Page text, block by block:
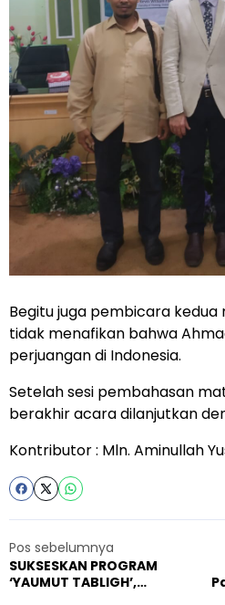
Begitu juga pembicara
tidak menafikan bahwa
perjuangan di Indonesia.
Setelah sesi pembahasan
berakhir acara dilanjutkan
Kontributor : Mln. Aminullah
Pos sebelumnya
SUKSESKAN PROGRAM
‘YAUMUT TABLIGH’,